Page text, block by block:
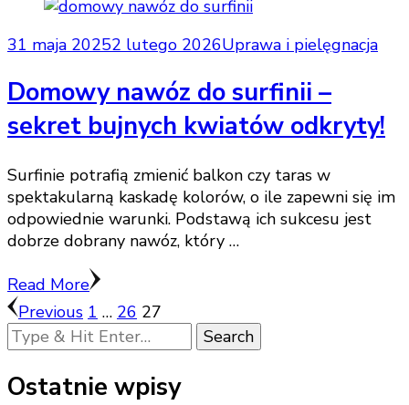
31 maja 20252 lutego 2026Uprawa i pielęgnacja
Domowy nawóz do surfinii –
sekret bujnych kwiatów odkryty!
Surfinie potrafią zmienić balkon czy taras w
spektakularną kaskadę kolorów, o ile zapewni się im
odpowiednie warunki. Podstawą ich sukcesu jest
dobrze dobrany nawóz, który …
Read More
Stronicowanie
wpisów
Previous Page
1 … Page
26 Page
27
Looking
for
Something?
Ostatnie wpisy